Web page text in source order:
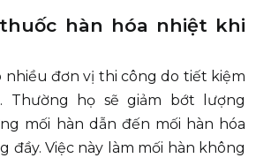
hàn hóa nhiệt khi
nhiều đơn vị thi công do tiết kiệm
Thường họ sẽ giảm bớt lượng
mối hàn dẫn đến mối hàn hóa
đầy. Việc này làm mối hàn không